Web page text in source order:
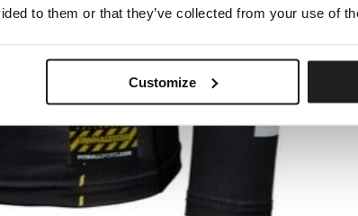
to them or that they’ve collected from your use of
Customize